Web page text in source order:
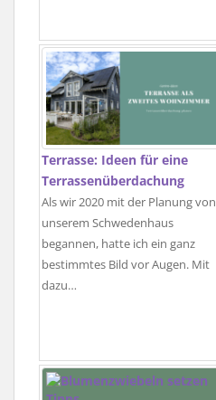
Terrasse: Ideen für eine
Terrassenüberdachung
Als wir 2020 mit der Planung von
unserem Schwedenhaus
begannen, hatte ich ein ganz
bestimmtes Bild vor Augen. Mit
dazu…